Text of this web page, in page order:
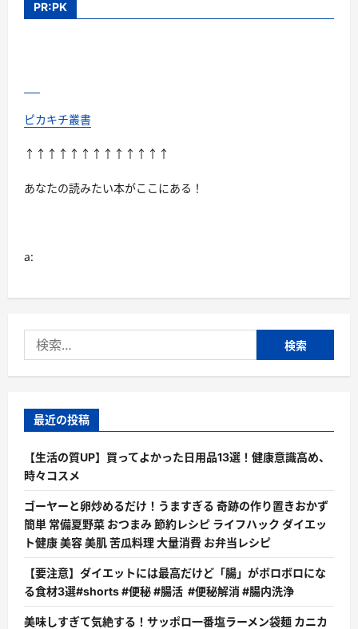
読
は
咲
く
DVD-
SET2
む
PR:PK
ピカキチ叢書
↑↑↑↑↑↑↑↑↑↑↑↑↑
あなたの読みたい本がここにある！
a:
索:
最近の投稿
【生活の質UP】買ってよかった日用品13選！健康意識高め、
時々コスメ
ゴーヤーと卵炒めるだけ！うますぎる 奇跡の作り置きおかず
簡単 常備夏野菜 おつまみ 節約レシピ ライフハック ダイエッ
ト健康 美容 美肌 苦瓜料理 大量消費 お弁当レシピ
【要注意】ダイエットには最高だけど「腸」がボロボロにな
る食材3選#shorts #便秘 #腸活 #便秘解消 #腸内洗浄
美味しすぎて気絶する！サッポロ一番塩ラーメン袋麺 カニカ